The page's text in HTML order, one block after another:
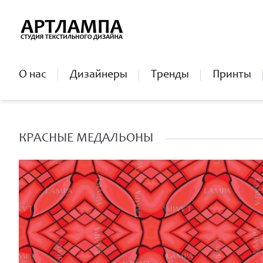
О нас Дизайнеры Тренды Принты
КРАСНЫЕ МЕДАЛЬОНЫ